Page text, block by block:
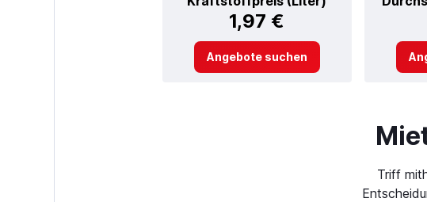
1,97 €
Angebote suchen
Triff